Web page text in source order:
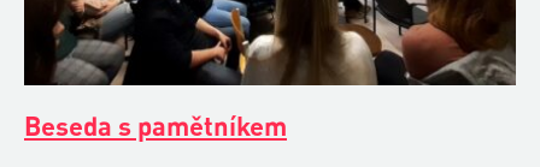
Beseda s pamětníkem